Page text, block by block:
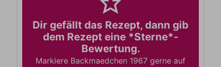
Dir gefällt das Rezept, dann gib
dem Rezept eine *Sterne*-
Bewertung.
Markiere Backmaedchen 1967 gerne auf